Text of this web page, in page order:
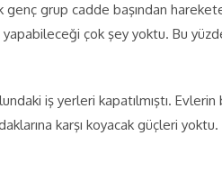
genç grup cadde başından
yapabileceği çok şey yoktu. Bu
iş yerleri kapatılmıştı. Evlerin
karşı koyacak güçleri yoktu.